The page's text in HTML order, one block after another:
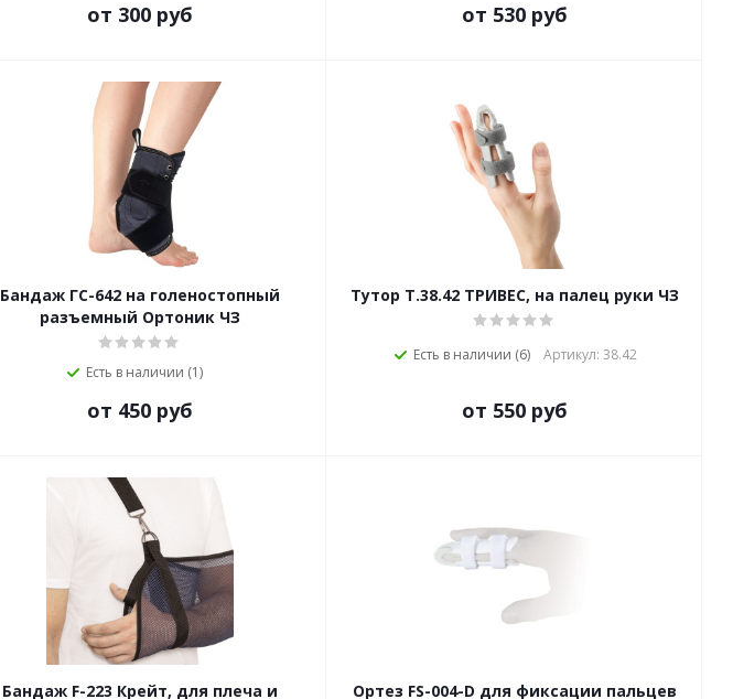
от 300 руб от 530 руб
Бандаж ГС-642 на голеностопный
разъемный Ортоник ЧЗ
Есть в наличии (1)
от 450 руб
Тутор Т.38.42 ТРИВЕС, на палец руки ЧЗ
Есть в наличии (6) Артикул: 38.42
от 550 руб
Бандаж F-223 Крейт, для плеча и
Ортез FS-004-D для фиксации пальцев